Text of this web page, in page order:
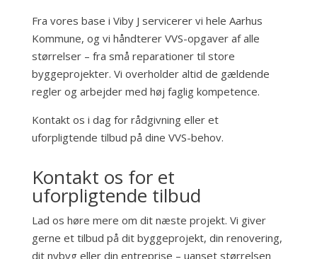
Fra vores base i Viby J servicerer vi hele Aarhus
Kommune, og vi håndterer VVS-opgaver af alle
størrelser – fra små reparationer til store
byggeprojekter. Vi overholder altid de gældende
regler og arbejder med høj faglig kompetence.
Kontakt os i dag for rådgivning eller et
uforpligtende tilbud på dine VVS-behov.
Kontakt os for et
uforpligtende tilbud
Lad os høre mere om dit næste projekt. Vi giver
gerne et tilbud på dit byggeprojekt, din renovering,
dit nybyg eller din entreprise – uanset størrelsen